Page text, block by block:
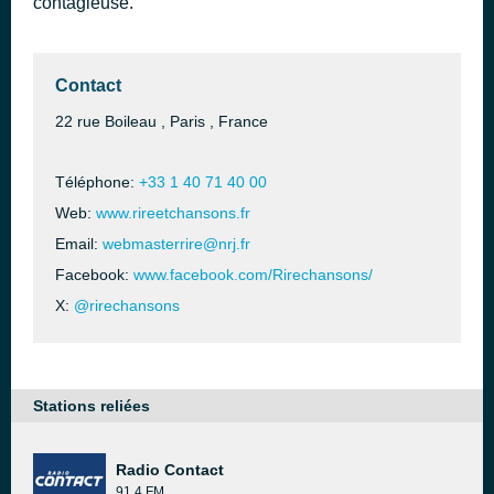
Contact
22 rue Boileau , Paris , France
Téléphone: +33 1 40 71 40 00
Web: www.rireetchansons.fr
Email: webmasterrire@nrj.fr
Facebook: www.facebook.com/Rirechansons/
X: @rirechansons
Stations reliées
Radio Contact